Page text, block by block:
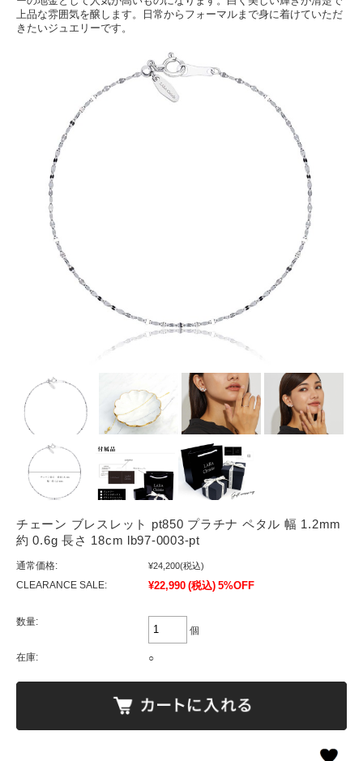
上品な雰囲気を醸します。日常からフォーマルまで身に着けていただ
きたいジュエリーです。
チェーン ブレスレット pt850 プラチナ ペタル 幅 1.2mm
約 0.6g 長さ 18cm lb97-0003-pt
通常価格: ¥24,200(税込)
CLEARANCE SALE: ¥22,990 (税込) 5%OFF
数量:
個
在庫: ○